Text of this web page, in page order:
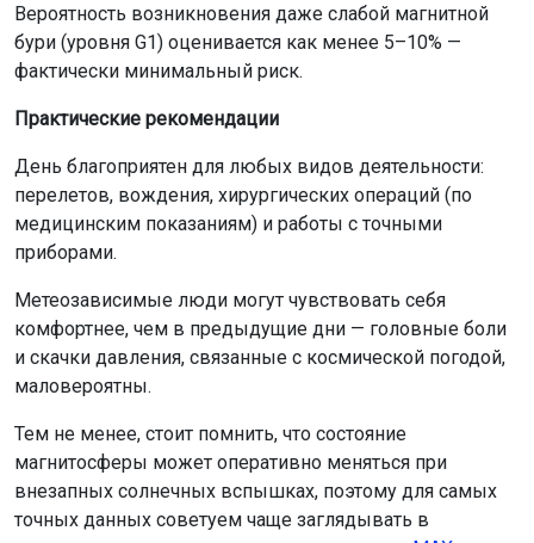
Вероятность возникновения даже слабой магнитной
бури (уровня G1) оценивается как менее 5–10% —
фактически минимальный риск.
Практические рекомендации
День благоприятен для любых видов деятельности:
перелетов, вождения, хирургических операций (по
медицинским показаниям) и работы с точными
приборами.
Метеозависимые люди могут чувствовать себя
комфортнее, чем в предыдущие дни — головные боли
и скачки давления, связанные с космической погодой,
маловероятны.
Тем не менее, стоит помнить, что состояние
магнитосферы может оперативно меняться при
внезапных солнечных вспышках, поэтому для самых
точных данных советуем чаще заглядывать в